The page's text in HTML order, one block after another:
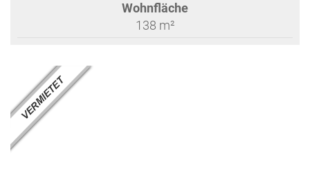
Wohnfläche
138 m²